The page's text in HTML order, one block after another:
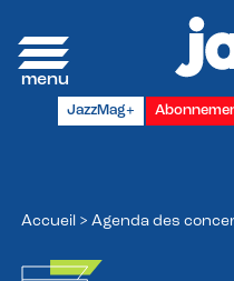
JazzMag+
Accueil > Agenda des